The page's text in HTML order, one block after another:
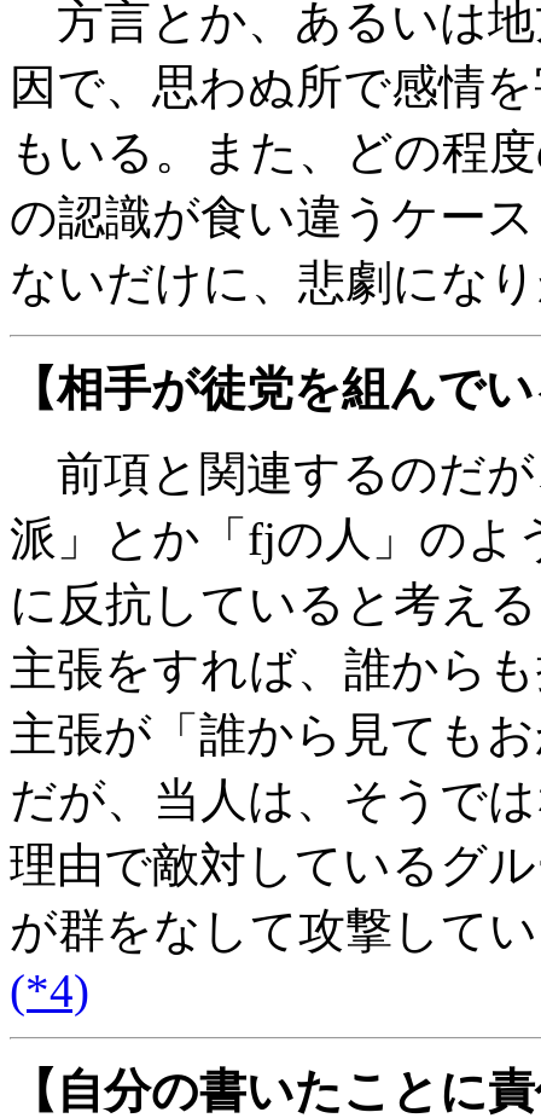
方言とか、あるいは
因で、思わぬ所で感情
もいる。また、どの程
の認識が食い違うケー
ないだけに、悲劇にな
【相手が徒党を組んで
前項と関連するのだ
派」とか「fjの人」のよ
に反抗していると考え
主張をすれば、誰から
主張が「誰から見ても
だが、当人は、そうで
理由で敵対しているグ
が群をなして攻撃して
(*4)
【自分の書いたことに